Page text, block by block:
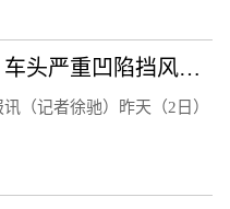
凌晨一小货车撞断电线杆 车头严重凹陷挡风玻璃粉碎
（记者徐驰）昨天（2日）